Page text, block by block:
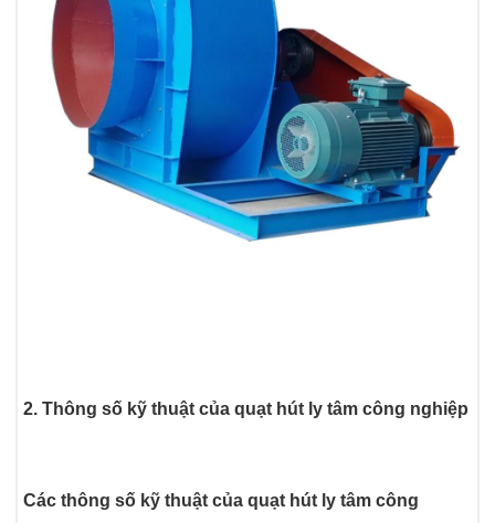
2. Thông số kỹ thuật của quạt hút ly tâm công nghiệp
Các thông số kỹ thuật của quạt hút ly tâm công